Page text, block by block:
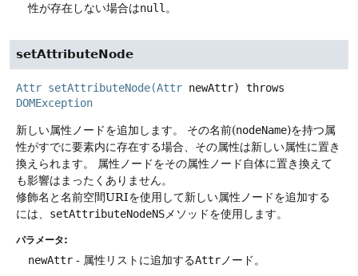
性が存在しない場合はnull 。
setAttributeNode
Attr setAttributeNode(Attr newAttr)
throws
DOMException
新しい属性ノードを追加します。 その名前(nodeName)を持つ属
性がすでに要素内に存在する場合、その属性は新しい属性に置き
換えられます。
属性ノードをその属性ノード自体に置き換えて
も影響はまったくありません。
修飾名と名前空間URIを使用して新しい属性ノードを追加する
には、 setAttributeNodeNS メソッドを使用します。
パラメータ:
newAttr - 属性リストに追加するAttr ノード。